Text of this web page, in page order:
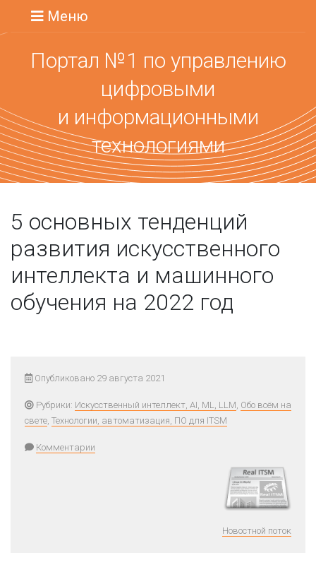
Меню
Портал №1 по управлению
цифровыми
и информационными
технологиями
5 основных тенденций
развития искусственного
интеллекта и машинного
обучения на 2022 год
Опубликовано 29 августа 2021
Рубрики: Искусственный интеллект, AI, ML, LLM, Обо всём на
свете, Технологии, автоматизация, ПО для ITSM
Комментарии
Новостной поток